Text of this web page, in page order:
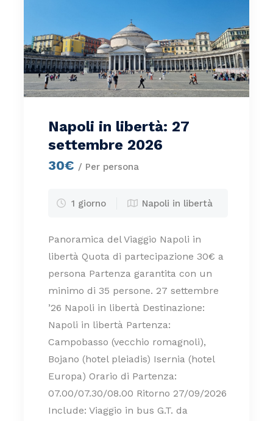
Napoli in libertà: 27
settembre 2026
30€ / Per persona
1 giorno Napoli in libertà
Panoramica del Viaggio Napoli in
libertà Quota di partecipazione 30€ a
persona Partenza garantita con un
minimo di 35 persone. 27 settembre
’26 Napoli in libertà Destinazione:
Napoli in libertà Partenza:
Campobasso (vecchio romagnoli),
Bojano (hotel pleiadis) Isernia (hotel
Europa) Orario di Partenza:
07.00/07.30/08.00 Ritorno 27/09/2026
Include: Viaggio in bus G.T. da